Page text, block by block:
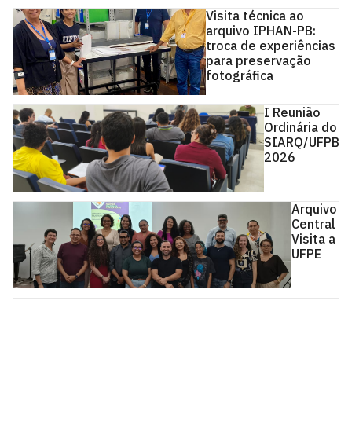
Visita técnica ao
arquivo IPHAN-PB:
troca de experiências
para preservação
fotográfica
I Reunião
Ordinária do
SIARQ/UFPB
2026
Arquivo
Central
Visita a
UFPE